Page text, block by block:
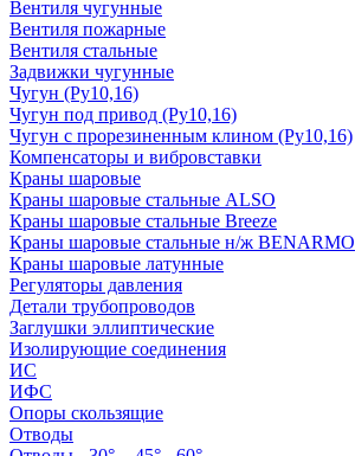
Вентиля чугунные
Вентиля пожарные
Вентиля стальные
Задвижки чугунные
Чугун (Ру10,16)
Чугун под привод (Ру10,16)
Чугун с прорезиненным клином (Ру10,16)
Компенсаторы и вибровставки
Краны шаровые
Краны шаровые стальные ALSO
Краны шаровые стальные Breeze
Краны шаровые стальные н/ж BENARMO
Краны шаровые латунные
Регуляторы давления
Детали трубопроводов
Заглушки эллиптические
Изолирующие соединения
ИС
ИФС
Опоры скользящие
Отводы